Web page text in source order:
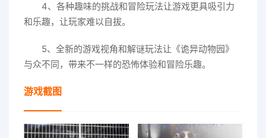
4、各种趣味的挑战和冒险玩法让游戏更具吸引力
和乐趣，让玩家难以自拔。
5、全新的游戏视角和解谜玩法让《诡异动物园》
与众不同，带来不一样的恐怖体验和冒险乐趣。
游戏截图